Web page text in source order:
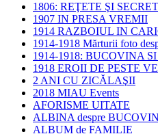
1806: REŢETE ŞI
1907 IN PRESA VREMII
1914 RAZBOIUL IN
1914-1918 Mărturii foto
1914-1918: BUCOVINA
1918 EROII DE PESTE
2 ANI CU ZICĂLAŞII
2018 MIAU Events
AFORISME UITATE
ALBINA despre
ALBUM de FAMILIE